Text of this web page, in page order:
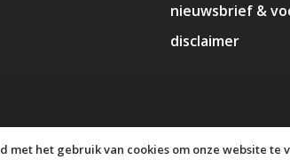
nieuwsbrief &
disclaimer
met het gebruik van cookies om onze website te